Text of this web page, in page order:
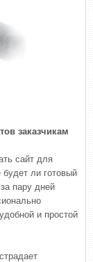
заказчикам
сайт для
ли готовый
пару дней
и простой